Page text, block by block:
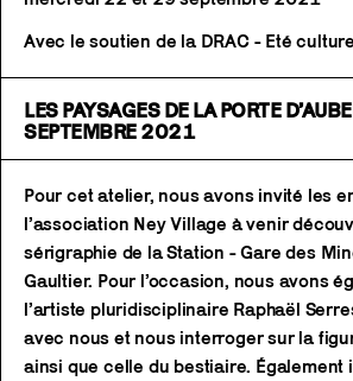
Avec le soutien de la DRAC - Eté
LES PAYSAGES DE LA PORTE
SEPTEMBRE 2021
Pour cet atelier, nous avons invité les
l’association Ney Village à venir
sérigraphie de la Station - Gare des
Gaultier. Pour l’occasion, nous avons
l’artiste pluridisciplinaire Raphaël
avec nous et nous interroger sur la
ainsi que celle du bestiaire. Également